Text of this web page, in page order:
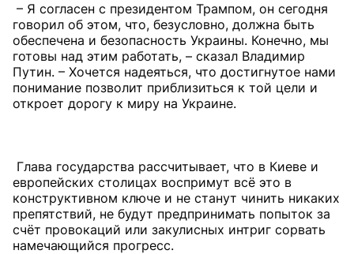
– Я согласен с президентом Трампом, он сегодня
говорил об этом, что, безусловно, должна быть
обеспечена и безопасность Украины. Конечно, мы
готовы над этим работать, – сказал Владимир
Путин. – Хочется надеяться, что достигнутое нами
понимание позволит приблизиться к той цели и
откроет дорогу к миру на Украине.
Глава государства рассчитывает, что в Киеве и
европейских столицах воспримут всё это в
конструктивном ключе и не станут чинить никаких
препятствий, не будут предпринимать попыток за
счёт провокаций или закулисных интриг сорвать
намечающийся прогресс.